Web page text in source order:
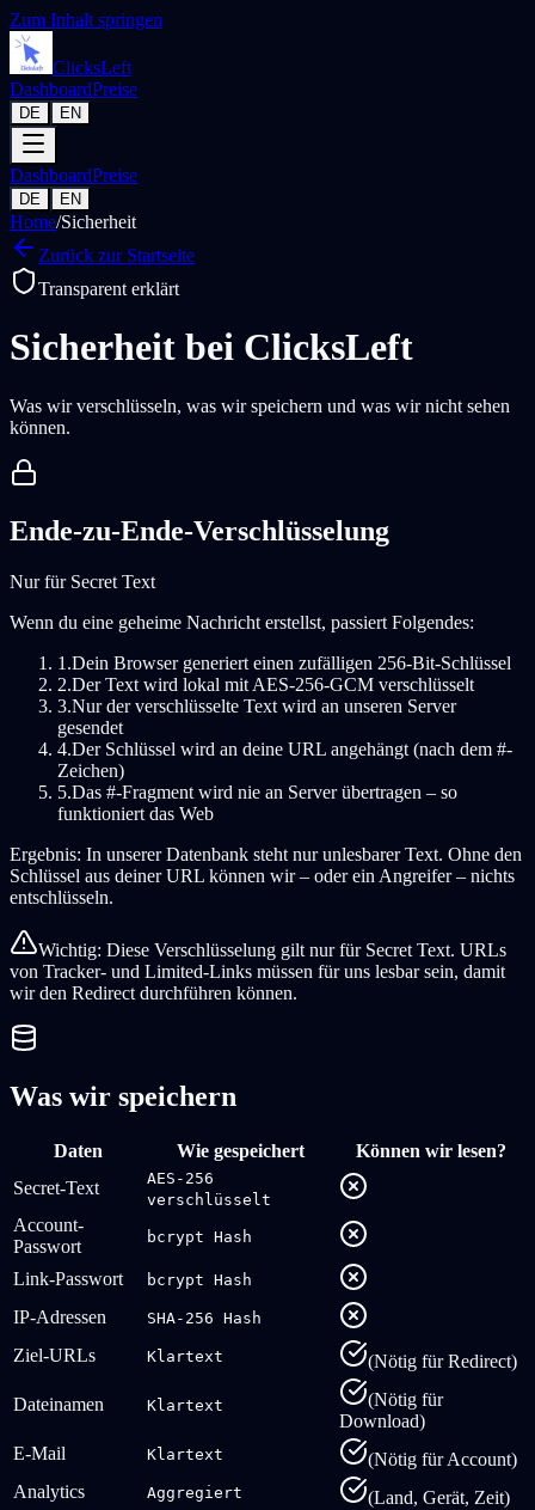
Zum Inhalt springen
ClicksLeft
DashboardPreise
DE EN
DashboardPreise
DE EN
Home/Sicherheit
Zurück zur Startseite
Transparent erklärt
Sicherheit bei ClicksLeft
Was wir verschlüsseln, was wir speichern und was wir nicht sehen
können.
Ende-zu-Ende-Verschlüsselung
Nur für Secret Text
Wenn du eine geheime Nachricht erstellst, passiert Folgendes:
1.Dein Browser generiert einen zufälligen 256-Bit-Schlüssel
2.Der Text wird lokal mit AES-256-GCM verschlüsselt
3.Nur der verschlüsselte Text wird an unseren Server
gesendet
4.Der Schlüssel wird an deine URL angehängt (nach dem #-
Zeichen)
5.Das #-Fragment wird nie an Server übertragen – so
funktioniert das Web
Ergebnis: In unserer Datenbank steht nur unlesbarer Text. Ohne den
Schlüssel aus deiner URL können wir – oder ein Angreifer – nichts
entschlüsseln.
Wichtig: Diese Verschlüsselung gilt nur für Secret Text. URLs
von Tracker- und Limited-Links müssen für uns lesbar sein, damit
wir den Redirect durchführen können.
Was wir speichern
Daten Wie gespeichert
Können wir lesen?
Secret-Text
AES-256
verschlüsselt
Account-
Passwort
bcrypt Hash
Link-Passwort bcrypt Hash
IP-Adressen SHA-256 Hash
Ziel-URLs Klartext (Nötig für Redirect)
Dateinamen Klartext (Nötig für
Download)
E-Mail
Klartext (Nötig für Account)
Analytics
Aggregiert (Land, Gerät, Zeit)